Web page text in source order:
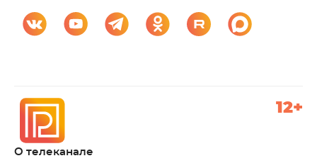
О телеканале
12+